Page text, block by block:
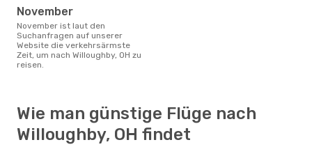
November
November ist laut den
Suchanfragen auf unserer
Website die verkehrsärmste
Zeit, um nach Willoughby, OH zu
reisen.
Wie man günstige Flüge nach
Willoughby, OH findet